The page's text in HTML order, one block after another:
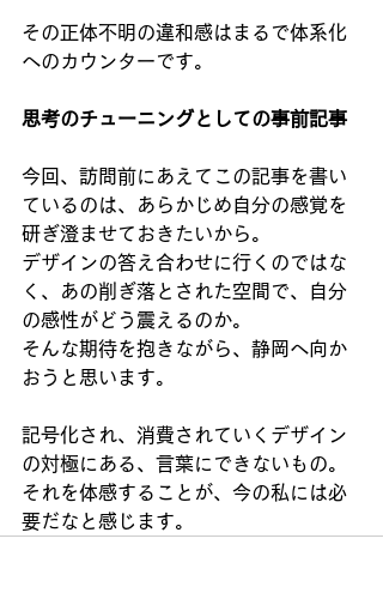
その正体不明の違和感はまるで体系化
へのカウンターです。
思考のチューニングとしての事前記事
今回、訪問前にあえてこの記事を書い
ているのは、あらかじめ自分の感覚を
研ぎ澄ませておきたいから。
デザインの答え合わせに行くのではな
く、あの削ぎ落とされた空間で、自分
の感性がどう震えるのか。
そんな期待を抱きながら、静岡へ向か
おうと思います。
記号化され、消費されていくデザイン
の対極にある、言葉にできないもの。
それを体感することが、今の私には必
要だなと感じます。